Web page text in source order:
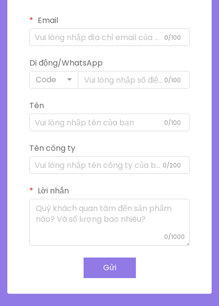
Email
0/100
Di động/WhatsApp
Code
0/100
Tên
0/100
Tên công ty
0/200
Lời nhắn
0/1000
Gửi